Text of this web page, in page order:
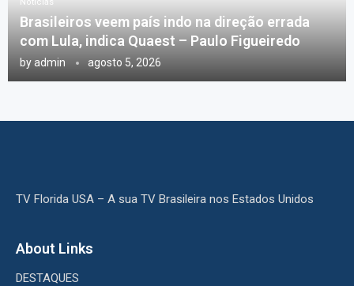
Brasileiros veem país indo na direção errada
com Lula, indica Quaest – Paulo Figueiredo
by admin agosto 5, 2026
TV Florida USA – A sua TV Brasileira nos Estados Unidos
About Links
DESTAQUES